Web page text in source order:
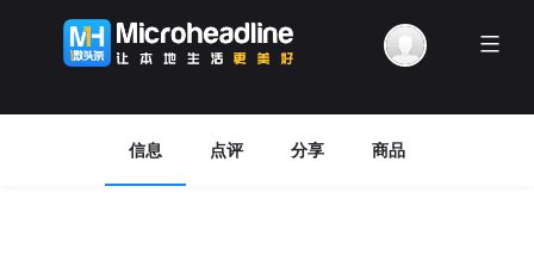
Menu
信息 点评 分享 商品